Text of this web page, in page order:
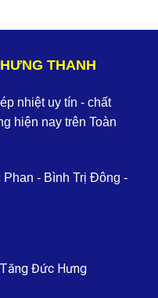
HƯNG THANH
nhiệt uy tín - chất
hiện nay trên Toàn
- Bình Trị Đông -
Đức Hưng